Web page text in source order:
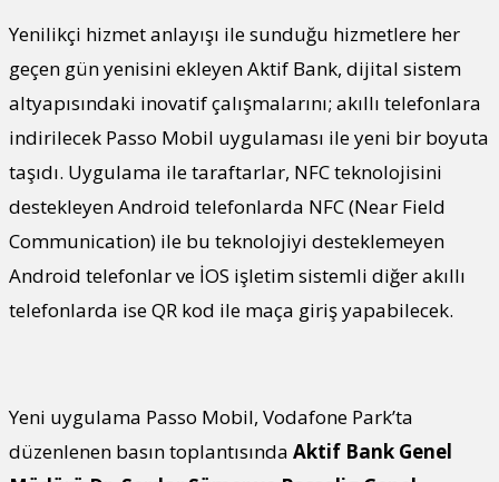
Yenilikçi hizmet anlayışı ile sunduğu hizmetlere her
geçen gün yenisini ekleyen Aktif Bank, dijital sistem
altyapısındaki inovatif çalışmalarını; akıllı telefonlara
indirilecek Passo Mobil uygulaması ile yeni bir boyuta
taşıdı. Uygulama ile taraftarlar, NFC teknolojisini
destekleyen Android telefonlarda NFC (Near Field
Communication) ile bu teknolojiyi desteklemeyen
Android telefonlar ve İOS işletim sistemli diğer akıllı
telefonlarda ise QR kod ile maça giriş yapabilecek.
Yeni uygulama Passo Mobil, Vodafone Park’ta
düzenlenen basın toplantısında Aktif Bank Genel